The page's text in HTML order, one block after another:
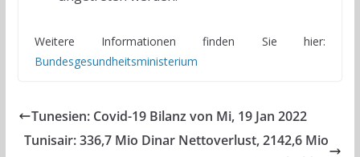
Weitere Informationen finden Sie hier:
Bundesgesundheitsministerium
Tunesien: Covid-19 Bilanz von Mi, 19 Jan 2022
Tunisair: 336,7 Mio Dinar Nettoverlust, 2142,6 Mio